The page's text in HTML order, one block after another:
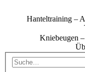
Hanteltraining –
Kniebeugen